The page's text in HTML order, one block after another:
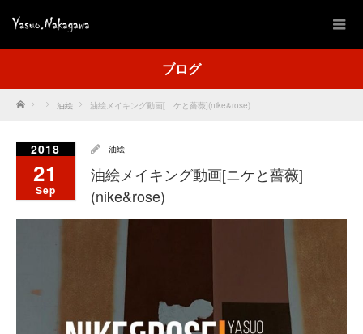
ブログ
Home 油絵 油絵メイキング動画[ニケと薔薇](nike&rose)
2018
21
Sep
油絵
油絵メイキング動画[ニケと薔薇]
(nike&rose)